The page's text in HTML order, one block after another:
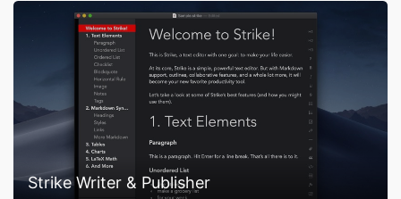
Strike Writer & Publisher